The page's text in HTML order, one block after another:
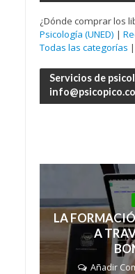
¿Dónde comprar los
Psicología (UNED) |
Todas las categorías |
Servicios de
LA
A
Añadir